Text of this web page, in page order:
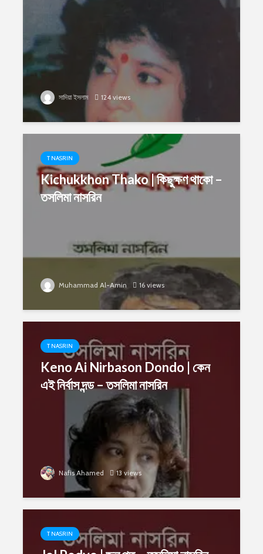
সাদিয়া ইসলাম 124 views
T NASRIN
Kichukkhon Thako | কিছুক্ষণ থাকো –
তসলিমা নাসরিন
Muhammad Al-Amin 16 views
T NASRIN
Keno Ai Nirbason Dondo | কেন
এই নির্বাস দন্ড – তসলিমা নাসরিন
Nafis Ahamed 13 views
T NASRIN